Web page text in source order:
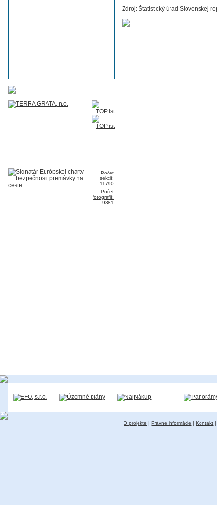
Počet
sekcií:
11790
Počet
fotografií:
9381
Zdroj: Štatistický úrad Slovenskej
O projekte |Právne informácie |Kontakt